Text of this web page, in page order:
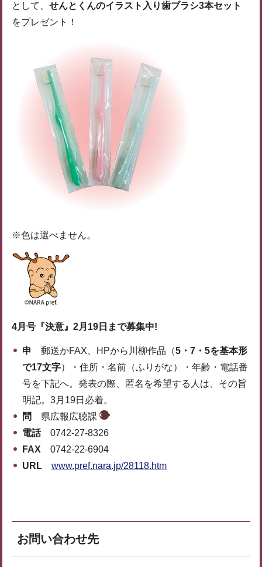
として、 せんとくんのイラスト入り歯ブラシ3本セット
をプレゼント！
※色は選べません。
4月号『決意』2月19日まで募集中!
申 郵送かFAX、HPから川柳作品（5・7・5を基本形
で17文字）・住所・名前（ふりがな）・年齢・電話番
号を下記へ。発表の際、匿名を希望する人は、その旨
明記。3月19日必着。
問
県広報広聴課
電話0742-27-8326
FAX 0742-22-6904
URL
www.pref.nara.jp/28118.htm
お問い合わせ先